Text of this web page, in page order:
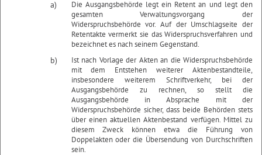
a)
Die Ausgangsbehörde legt ein Retent an und legt den
gesamten Verwaltungsvorgang der
Widerspruchsbehörde vor. Auf der Umschlagseite der
Retentakte vermerkt sie das Widerspruchsverfahren und
bezeichnet es nach seinem Gegenstand.
b)
Ist nach Vorlage der Akten an die Widerspruchsbehörde
mit dem Entstehen weiterer Aktenbestandteile,
insbesondere weiterem Schriftverkehr, bei der
Ausgangsbehörde zu rechnen, so stellt die
Ausgangsbehörde in Absprache mit der
Widerspruchsbehörde sicher, dass beide Behörden stets
über einen aktuellen Aktenbestand verfügen. Mittel zu
diesem Zweck können etwa die Führung von
Doppelakten oder die Übersendung von Durchschriften
sein.